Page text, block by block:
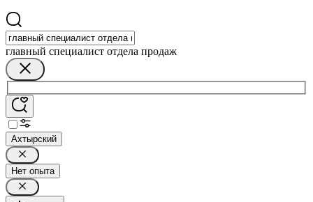
главный специалист отдела продаж
Ахтырский
Нет опыта